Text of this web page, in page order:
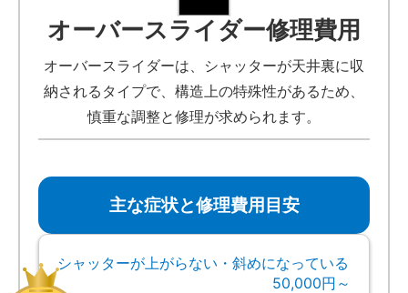
オーバースライダー修理費用
オーバースライダーは、シャッターが天井裏に収
納されるタイプで、構造上の特殊性があるため、
慎重な調整と修理が求められます。
主な症状と修理費用目安
シャッターが上がらない・斜めになっている
50,000円～